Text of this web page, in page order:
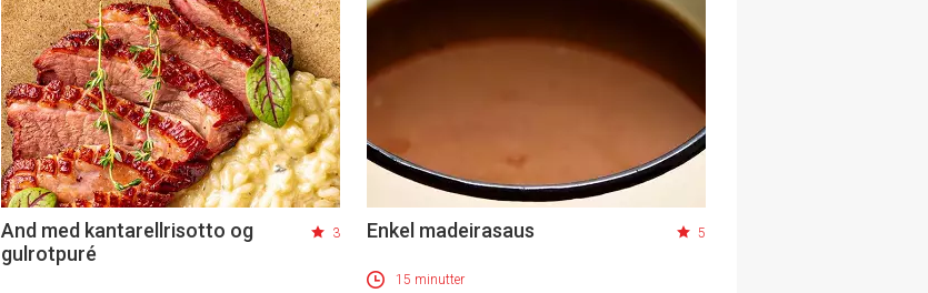
And med kantarellrisotto og
gulrotpuré
3 Enkel madeirasaus 5
15 minutter